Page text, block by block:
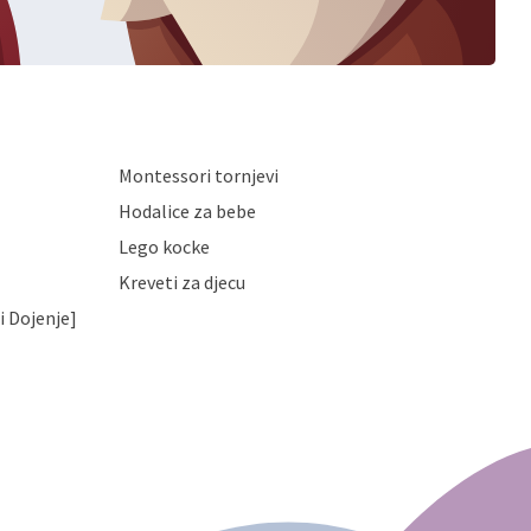
Montessori tornjevi
Hodalice za bebe
Lego kocke
Kreveti za djecu
Dojenje]